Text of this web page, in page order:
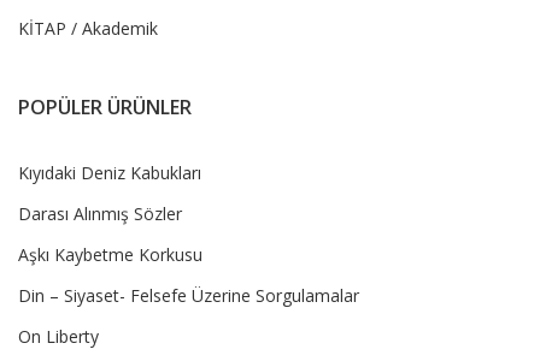
KİTAP / Akademik
POPÜLER ÜRÜNLER
Kıyıdaki Deniz Kabukları
Darası Alınmış Sözler
Aşkı Kaybetme Korkusu
Din – Siyaset- Felsefe Üzerine Sorgulamalar
On Liberty